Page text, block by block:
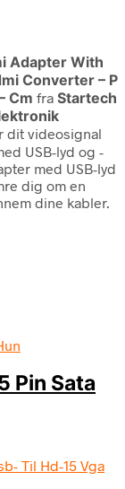
Adapter With
Converter – P
Cm fra Startech
dit videosignal
USB-lyd og -
med USB-lyd
dig om en
dine kabler.
Pin Sata